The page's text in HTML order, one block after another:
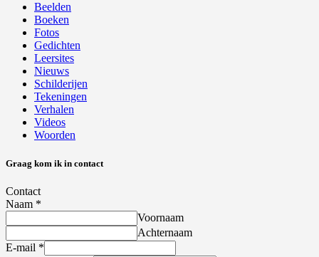
Beelden
Boeken
Fotos
Gedichten
Leersites
Nieuws
Schilderijen
Tekeningen
Verhalen
Videos
Woorden
Graag kom ik in contact
Contact
Naam *
Voornaam
Achternaam
E-mail *